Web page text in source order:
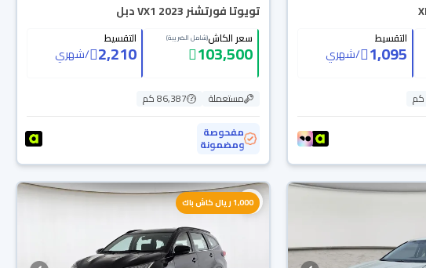
التقسيط
1,095
/شهري
تويوتا فورتشنر VX1 2023 دبل
سعر الكاش(شامل الضريبة)
103,500
التقسيط
2,210
/شهري
مستعملة
86,387 كم
مفحوصة
ومضمونة
1,000 ريال كاش باك